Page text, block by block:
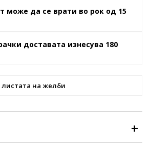
може да се врати во рок од 15
доставата изнесува 180
листата на желби